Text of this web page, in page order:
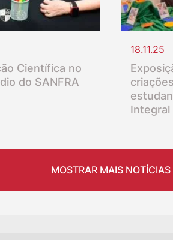
Científica no
do SANFRA
18.11.25
Integral
MOSTRAR MAIS NOTÍCIAS